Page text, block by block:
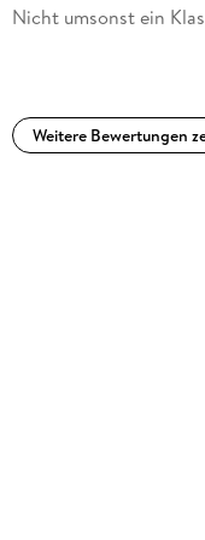
Nicht umsonst ein
Weitere Bewertungen